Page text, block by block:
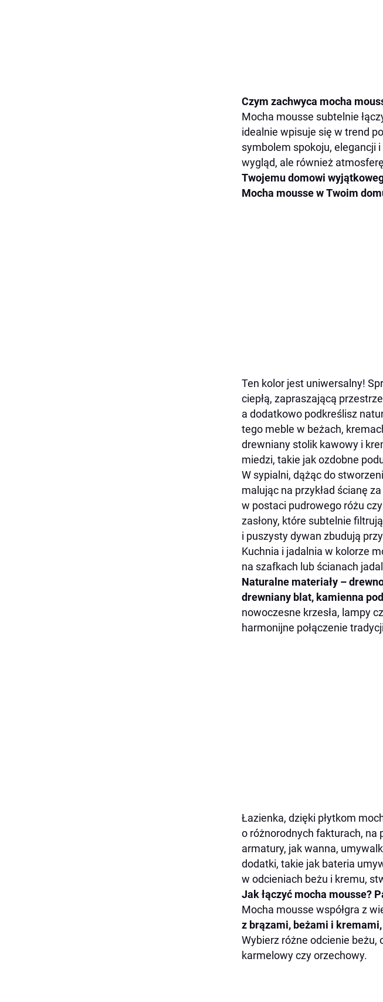
Czym zachwyca mocha
Mocha mousse subtelnie
idealnie wpisuje się w trend
symbolem spokoju, elegancji
wygląd, ale również
Twojemu domowi
Mocha mousse w Twoim
Ten kolor jest uniwersalny!
ciepłą, zapraszającą
a dodatkowo podkreślisz
tego meble w beżach,
drewniany stolik kawowy i
miedzi, takie jak ozdobne
W sypialni, dążąc do
malując na przykład ścianę
w postaci pudrowego różu
zasłony, które subtelnie
i puszysty dywan zbudują
Kuchnia i jadalnia w kolorze
na szafkach lub ścianach
Naturalne materiały –
drewniany blat, kamienna
nowoczesne krzesła, lampy
harmonijne połączenie
Łazienka, dzięki płytkom
o różnorodnych fakturach, na
armatury, jak wanna,
dodatki, takie jak bateria
w odcieniach beżu i kremu,
Jak łączyć mocha mousse?
Mocha mousse współgra z
z brązami, beżami i
Wybierz różne odcienie beżu,
karmelowy czy orzechowy.